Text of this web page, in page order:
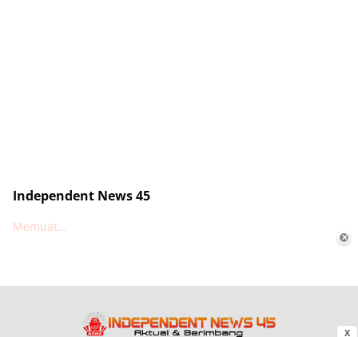
Independent News 45
Memuat...
X
✕